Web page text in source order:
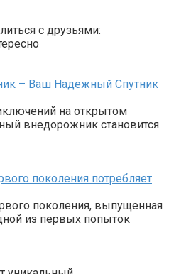
с друзьями:
– Ваш Надежный Спутник
на открытом
внедорожник становится
поколения потребляет
поколения, выпущенная
из первых попыток